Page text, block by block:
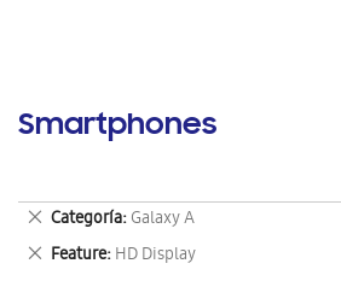
Smartphones
Categoría Galaxy A
Eliminar
este
artículo
Feature HD Display
Eliminar